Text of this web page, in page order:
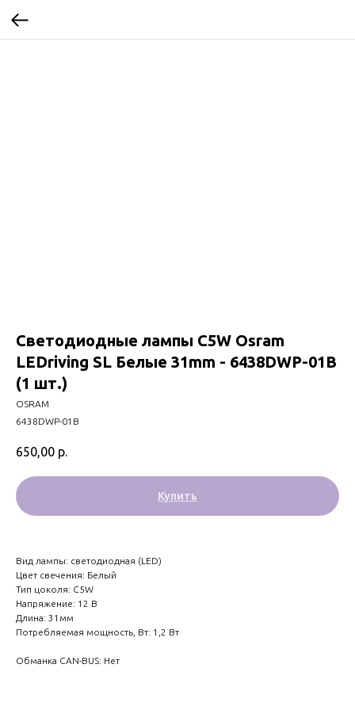
Светодиодные лампы C5W Osram
LEDriving SL Белые 31mm - 6438DWP-01B
(1 шт.)
OSRAM
6438DWP-01B
650,00 р.
Купить
Вид лампы: светодиодная (LED)
Цвет свечения: Белый
Тип цоколя: C5W
Напряжение: 12 В
Длина: 31мм
Потребляемая мощность, Вт: 1,2 Вт
Обманка CAN-BUS: Нет